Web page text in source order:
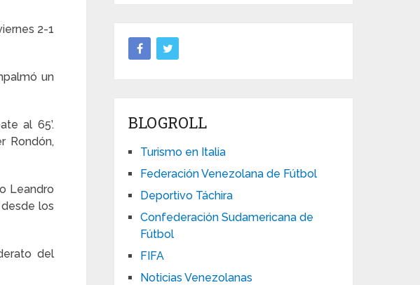
2-1
un
al 65’.
Rondón,
Leandro
los
del
BLOGROLL
Turismo en Italia
Federación Venezolana de Fútbol
Deportivo Táchira
Confederación Sudamericana de
Fútbol
FIFA
Noticias Venezolanas